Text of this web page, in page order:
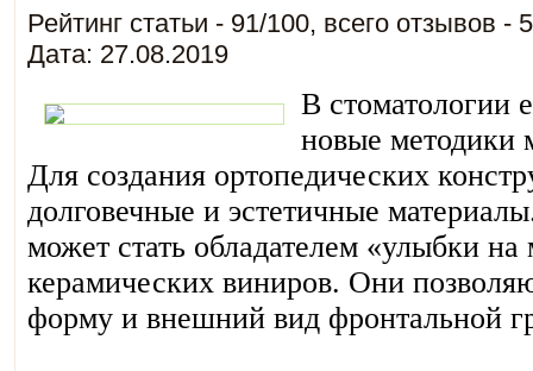
Рейтинг статьи - 91/100, всего отзывов -
Дата: 27.08.2019
В стоматологии
новые методики
Для создания ортопедических
долговечные и эстетичные
может стать обладателем «улыбки
керамических виниров. Они
форму и внешний вид фронтальной